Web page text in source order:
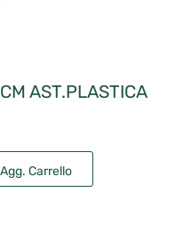
AST.PLASTICA
Agg. Carrello